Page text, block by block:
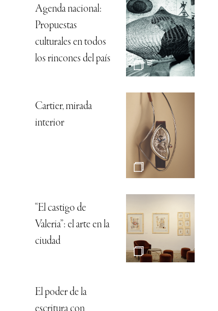
Agenda nacional:
Propuestas
culturales en todos
los rincones del país
Cartier, mirada
interior
“El castigo de
Valeria”: el arte en la
ciudad
El poder de la